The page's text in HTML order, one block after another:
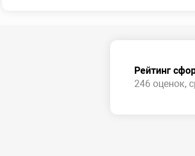
Рейтинг
246 оценок,